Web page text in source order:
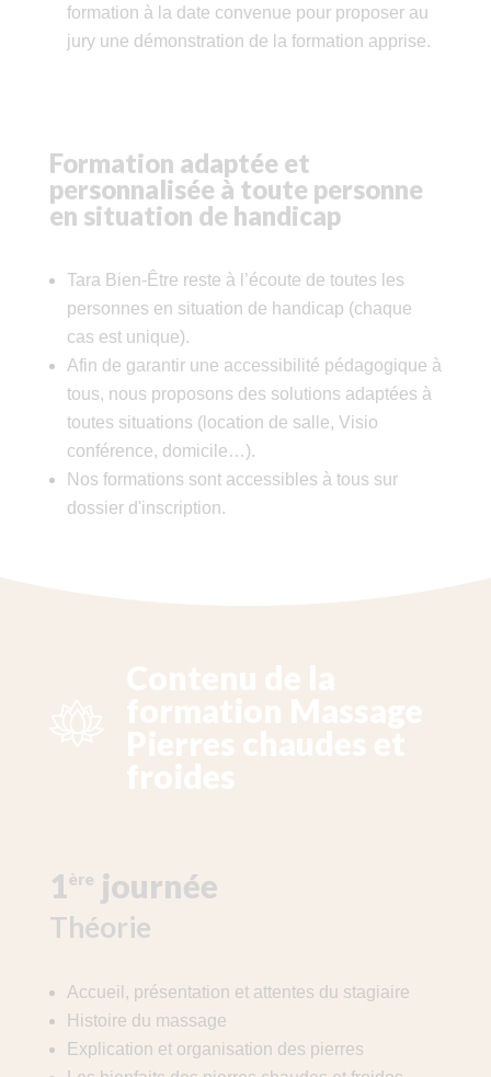
formation à la date convenue pour proposer au
jury une démonstration de la formation apprise.
Formation adaptée et
personnalisée à toute personne
en situation de handicap
Tara Bien-Être reste à l’écoute de toutes les
personnes en situation de handicap (chaque
cas est unique).
Afin de garantir une accessibilité pédagogique à
tous, nous proposons des solutions adaptées à
toutes situations (location de salle, Visio
conférence, domicile…).
Nos formations sont accessibles à tous sur
dossier d'inscription.
1ère journée
Théorie
Accueil, présentation et attentes du stagiaire
Histoire du massage
Explication et organisation des pierres